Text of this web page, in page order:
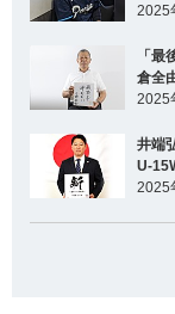
2025
「
倉全
2025
井端
U-
2025